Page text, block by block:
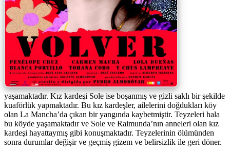
yaşamaktadır. Kız kardeşi Sole ise boşanmış ve gizli saklı bir şekilde
kuaförlük yapmaktadır. Bu kız kardeşler, ailelerini doğdukları köy
olan La Mancha’da çıkan bir yangında kaybetmiştir. Teyzeleri hala
bu köyde yaşamaktadır ve Sole ve Raimunda’nın anneleri olan kız
kardeşi hayattaymış gibi konuşmaktadır. Teyzelerinin ölümünden
sonra durumlar değişir ve geçmiş gizem ve belirsizlik ile geri döner.